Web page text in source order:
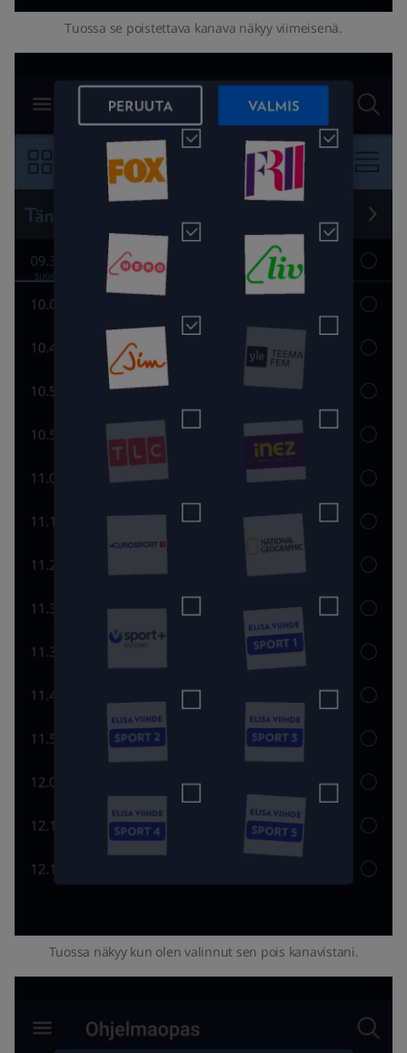
Tuossa se poistettava kanava näkyy viimeisenä.
Tuossa näkyy kun olen valinnut sen pois kanavistani.